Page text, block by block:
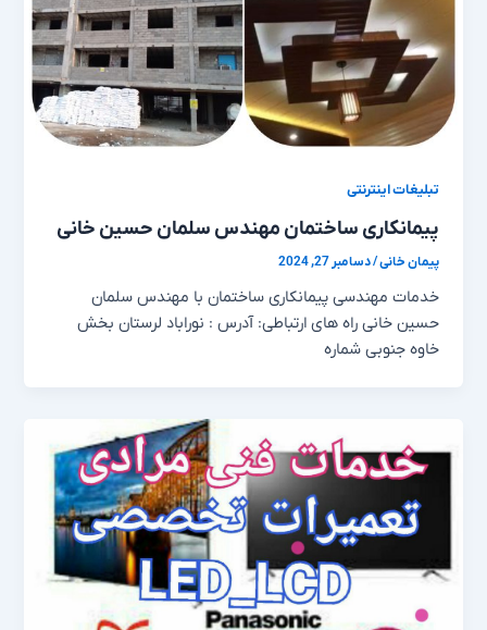
تبلیغات اینترنتی
پیمانکاری ساختمان مهندس سلمان حسین خانی
پیمان خانی/دسامبر 27, 2024
خدمات مهندسی پیمانکاری ساختمان با مهندس سلمان
حسین خانی راه های ارتباطی: آدرس : نوراباد لرستان بخش
خاوه جنوبی شماره